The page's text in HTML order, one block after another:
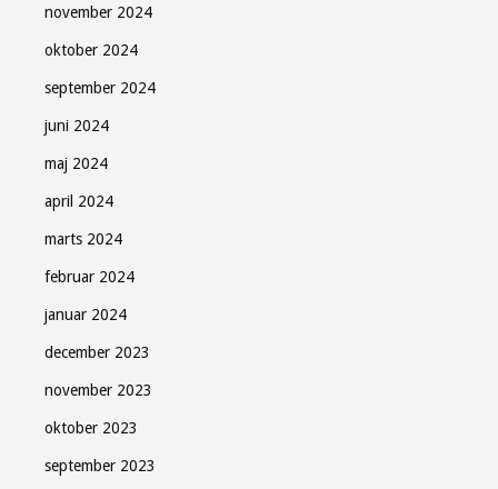
november 2024
oktober 2024
september 2024
juni 2024
maj 2024
april 2024
marts 2024
februar 2024
januar 2024
december 2023
november 2023
oktober 2023
september 2023